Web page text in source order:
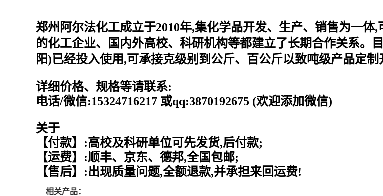
郑州阿尔法化工成立于2010年,集化学品开发、生产、销售为一体
的化工企业、国内外高校、科研机构等都建立了长期合作关系。
阳)已经投入使用,可承接克级别到公斤、百公斤以致吨级产品定
详细价格、规格等请联系:
电话/微信:15324716217 或qq:3870192675 (欢迎添加微信)
关于
【付款】:高校及科研单位可先发货,后付款;
【运费】:顺丰、京东、德邦,全国包邮;
【售后】:出现质量问题,全额退款,并承担来回运费!
相关产品：